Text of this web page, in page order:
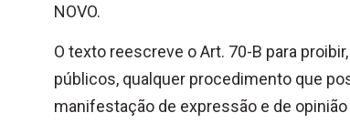
NOVO.
O texto reescreve o Art. 70-B para
públicos, qualquer procedimento que
manifestação de expressão e de